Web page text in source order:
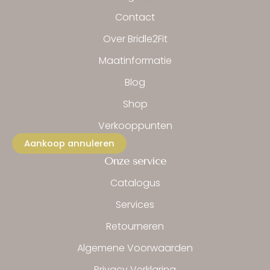
Contact
Over Bridle2Fit
Maatinformatie
Blog
Shop
Verkooppunten
Aankoop annuleren
Onze service
Catalogus
Services
Retourneren
Algemene Voorwaarden